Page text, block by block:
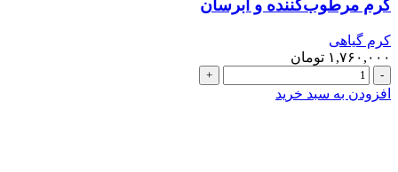
کرم مرطوب‌کننده و آبرسان
کرم گیاهی
۱,۷۶۰,۰۰۰ تومان
افزودن به سبد خرید